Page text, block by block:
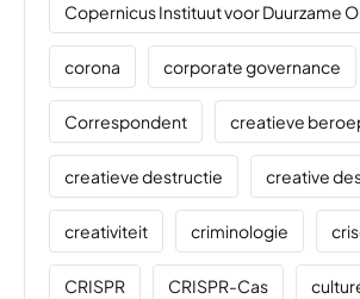
Copernicus Instituut voor Duurzame
corona corporate governance
Correspondent creatieve
creatieve destructie creative
creativiteit criminologie
CRISPR CRISPR-Cas